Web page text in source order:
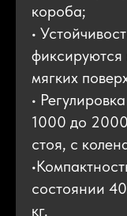
короба;
•
фиксируются
мягких
•
1000 до
стоя, с
состоянии
кг.